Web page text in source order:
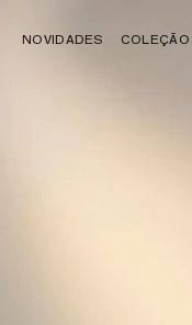
NOVIDADES COLEÇÃO